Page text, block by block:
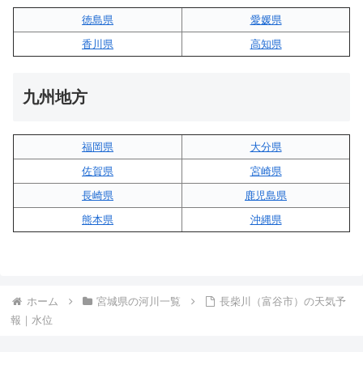
徳島県
愛媛県
香川県
高知県
九州地方
福岡県
大分県
佐賀県
宮崎県
長崎県
鹿児島県
熊本県
沖縄県
ホーム 宮城県の河川一覧
長柴川（富谷市）の天気予
報｜水位